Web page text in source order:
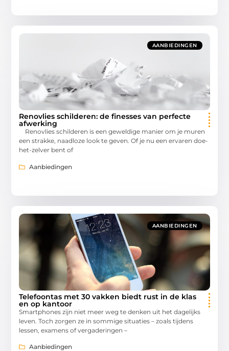
AANBIEDINGEN
Renovlies schilderen: de finesses van perfecte
afwerking
Renovlies schilderen is een geweldige manier om je muren
een strakke, naadloze look te geven. Of je nu een ervaren doe-
het-zelver bent of
Aanbiedingen
AANBIEDINGEN
Telefoontas met 30 vakken biedt rust in de klas
en op kantoor
Smartphones zijn niet meer weg te denken uit het dagelijks
leven. Toch zorgen ze in sommige situaties – zoals tijdens
lessen, examens of vergaderingen –
Aanbiedingen